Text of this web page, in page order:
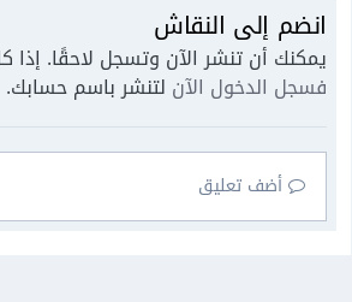
انضم إلى النقاش
يمكنك أن تنشر الآن وتسجل لاحقًا. إذا
فسجل الدخول الآن لتنشر باسم حسابك.
أضف تعليق